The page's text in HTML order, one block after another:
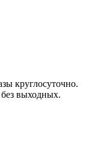
круглосуточно.
без выходных.